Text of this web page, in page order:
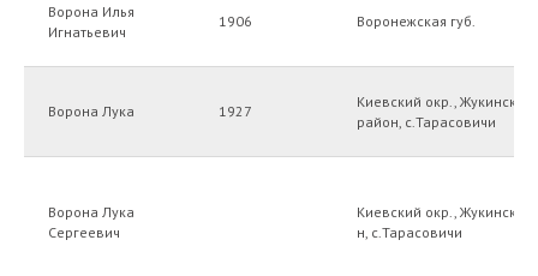
Ворона Илья
Игнатьевич
1906 Воронежская губ.
Ворона Лука 1927
Киевский окр., Жукинский
район, с.Тарасовичи
Ворона Лука
Сергеевич
Киевский окр., Жукинский
н, с.Тарасовичи